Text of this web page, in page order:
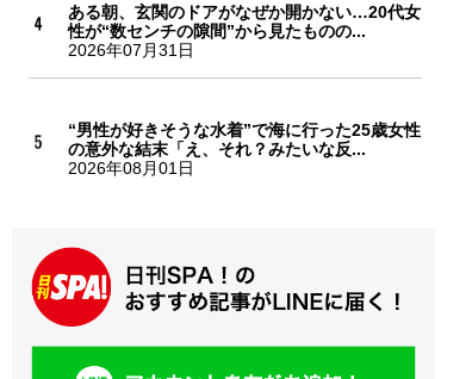
ある朝、玄関のドアがなぜか開かない…20代女
性が“数センチの隙間”から見たものの...
2026年07月31日
“男性が好きそうな水着”で海に行った25歳女性
の意外な結末「え、それ？みたいな反...
2026年08月01日